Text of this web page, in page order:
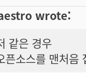
wrote:
같은 경우
픈소스를 맨처음